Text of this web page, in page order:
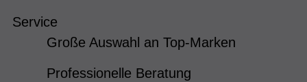
Service
Große Auswahl an Top-Marken
Professionelle Beratung